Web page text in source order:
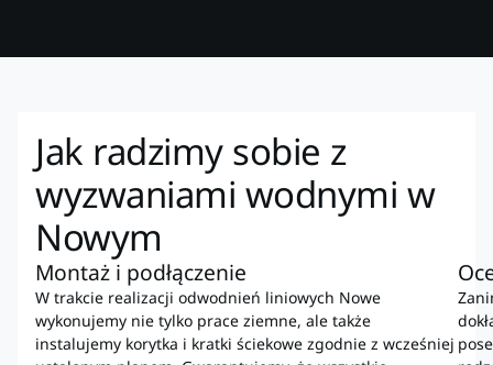
Jak radzimy sobie z
wyzwaniami wodnymi w
Nowym
Montaż i podłączenie
W trakcie realizacji odwodnień liniowych Nowe
wykonujemy nie tylko prace ziemne, ale także
instalujemy korytka i kratki ściekowe zgodnie z wcześniej